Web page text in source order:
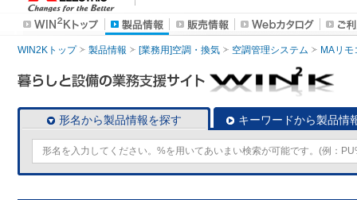
WIN2Kトップ 製品情報 [業務用]空調・換気 空調管理システム MAリモ
形名から製品情報を探す キーワードから製品情